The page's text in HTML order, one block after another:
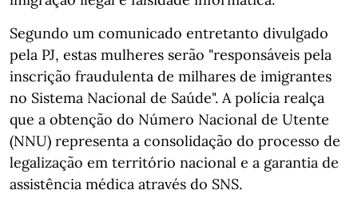
Segundo um comunicado entretanto divulgado
pela PJ, estas mulheres serão "responsáveis pela
inscrição fraudulenta de milhares de imigrantes
no Sistema Nacional de Saúde". A polícia realça
que a obtenção do Número Nacional de Utente
(NNU) representa a consolidação do processo de
legalização em território nacional e a garantia de
assistência médica através do SNS.